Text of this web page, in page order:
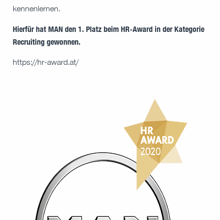
kennenlernen.
Hierfür hat MAN den 1. Platz beim HR-Award in der Kategorie
Recruiting gewonnen.
https://hr-award.at/